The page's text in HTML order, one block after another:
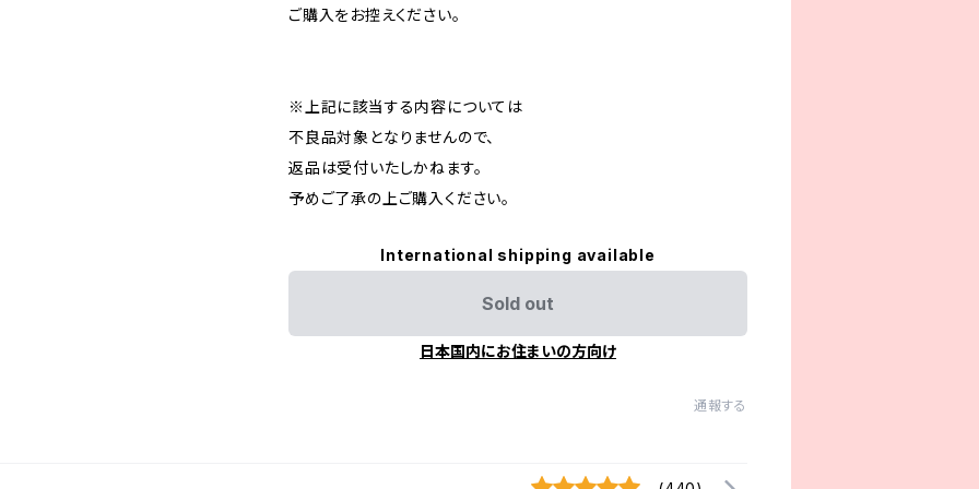
ご購入をお控えください。
※上記に該当する内容については
不良品対象となりませんので、
返品は受付いたしかねます。
予めご了承の上ご購入ください。
International shipping available
Sold out
日本国内にお住まいの方向け
通報する